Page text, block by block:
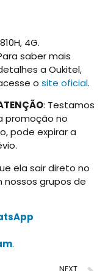
4G.
saber mais
a Oukitel,
o site oficial.
: Testamos
promoção no
pode expirar a
ela sair direto no
nossos grupos de
.
NEXT